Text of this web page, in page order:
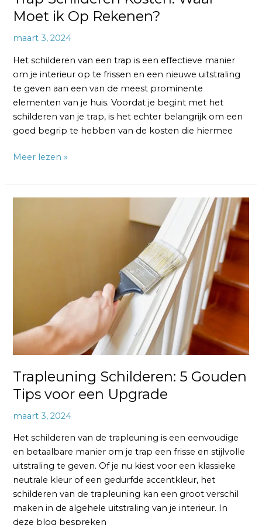
Moet ik Op Rekenen?
maart 3, 2024
Het schilderen van een trap is een effectieve manier
om je interieur op te frissen en een nieuwe uitstraling
te geven aan een van de meest prominente
elementen van je huis. Voordat je begint met het
schilderen van je trap, is het echter belangrijk om een
goed begrip te hebben van de kosten die hiermee
Meer lezen »
Trapleuning Schilderen: 5 Gouden
Tips voor een Upgrade
maart 3, 2024
Het schilderen van de trapleuning is een eenvoudige
en betaalbare manier om je trap een frisse en stijlvolle
uitstraling te geven. Of je nu kiest voor een klassieke
neutrale kleur of een gedurfde accentkleur, het
schilderen van de trapleuning kan een groot verschil
maken in de algehele uitstraling van je interieur. In
deze blog bespreken